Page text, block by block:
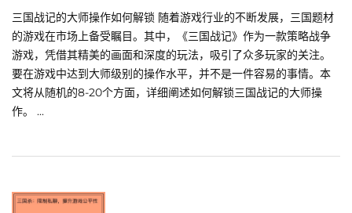
三国战记的大师操作如何解锁 随着游戏行业的不断发展，三国题材
的游戏在市场上备受瞩目。其中，《三国战记》作为一款策略战争
游戏，凭借其精美的画面和深度的玩法，吸引了众多玩家的关注。
要在游戏中达到大师级别的操作水平，并不是一件容易的事情。本
文将从随机的8-20个方面，详细阐述如何解锁三国战记的大师操
作。 ...